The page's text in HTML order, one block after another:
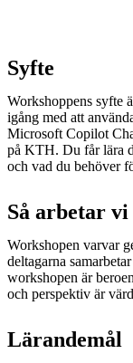
Syfte
Workshoppens syfte
igång med att
Microsoft Copilot
på KTH. Du får lära
och vad du behöver
Så arbetar
Workshopen varvar
deltagarna
workshopen är
och perspektiv är
Lärandemål